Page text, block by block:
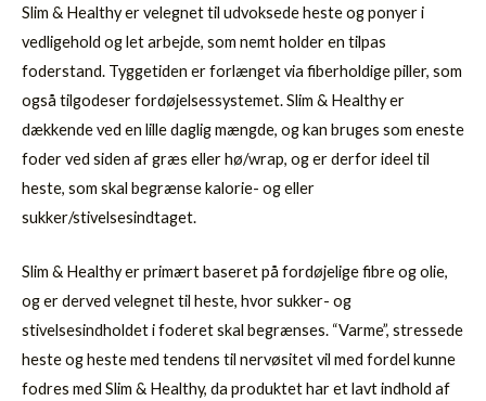
Slim & Healthy er velegnet til udvoksede heste og ponyer i
vedligehold og let arbejde, som nemt holder en tilpas
foderstand. Tyggetiden er forlænget via fiberholdige piller, som
også tilgodeser fordøjelsessystemet. Slim & Healthy er
dækkende ved en lille daglig mængde, og kan bruges som eneste
foder ved siden af græs eller hø/wrap, og er derfor ideel til
heste, som skal begrænse kalorie- og eller
sukker/stivelsesindtaget.
Slim & Healthy er primært baseret på fordøjelige fibre og olie,
og er derved velegnet til heste, hvor sukker- og
stivelsesindholdet i foderet skal begrænses. “Varme”, stressede
heste og heste med tendens til nervøsitet vil med fordel kunne
fodres med Slim & Healthy, da produktet har et lavt indhold af